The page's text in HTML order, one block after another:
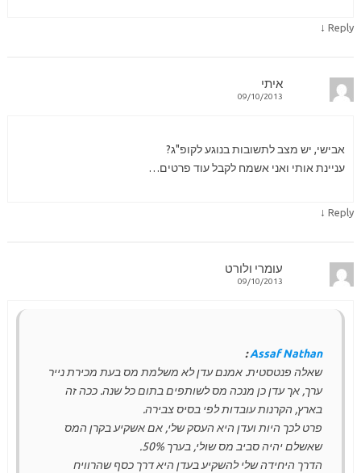
Reply
↓
איתי
09/10/2013
אבישי, יש מצב לתשובות בנוגע לקופ"ג?
עניינת אותי ואני אשמח לקבל עוד פרטים…
Reply
↓
עומרי ולורט
09/10/2013
Assaf Nathan
:
שאלה פנטסטית. אמנם עדן לא משלמת מס בעת מכירת נייר
ערך, אך עדן כן מנכה מס לשותפים בתום כל שנה. ככה זה
בארץ, הקרנות עובדות לפי בסיס צבירה.
פרט לכך היות ועדן היא העסק שלי, אם אשקיע בקרן המס
שאשלם יהיה סביב מס שולי, בערך 50%.
הדרך היחידה שלי להשקיע בעדן היא דרך כסף שהרוויח